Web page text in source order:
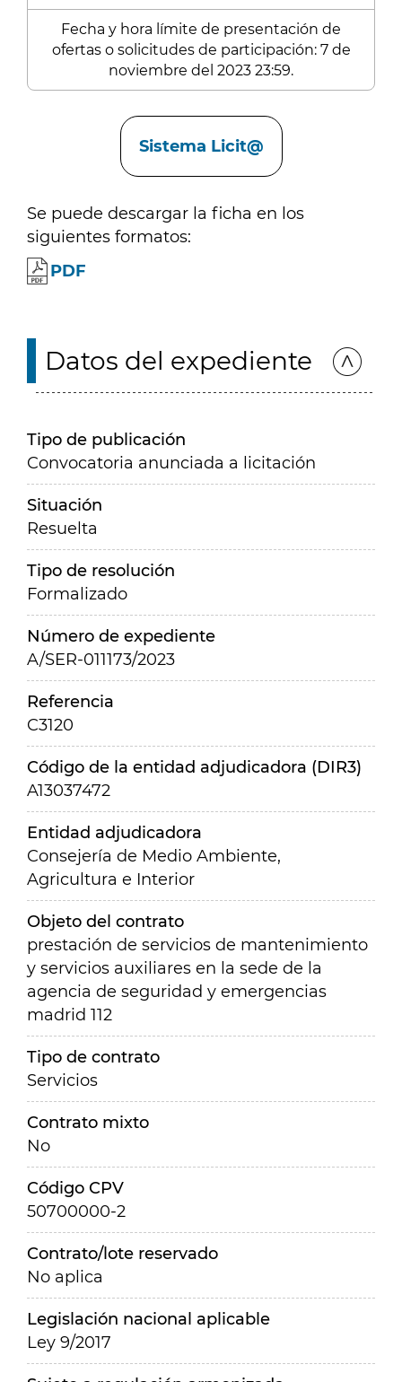
Fecha y hora límite de presentación de
ofertas o solicitudes de participación: 7 de
noviembre del 2023 23:59.
Sistema Licit@
Se puede descargar la ficha en los
siguientes formatos:
PDF
Datos del expediente
Tipo de publicación
Convocatoria anunciada a licitación
Situación
Resuelta
Tipo de resolución
Formalizado
Número de expediente
A/SER-011173/2023
Referencia
C3120
Código de la entidad adjudicadora (DIR3)
A13037472
Entidad adjudicadora
Consejería de Medio Ambiente,
Agricultura e Interior
Objeto del contrato
prestación de servicios de mantenimiento
y servicios auxiliares en la sede de la
agencia de seguridad y emergencias
madrid 112
Tipo de contrato
Servicios
Contrato mixto
No
Código CPV
50700000-2
Contrato/lote reservado
No aplica
Legislación nacional aplicable
Ley 9/2017